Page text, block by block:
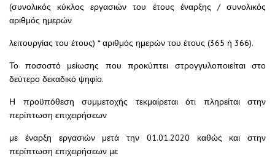
(συνολικός κύκλος εργασιών του έτους έναρξης / συνολικός
αριθμός ημερών
λειτουργίας του έτους) * αριθμός ημερών του έτους (365 ή 366).
Το ποσοστό μείωσης που προκύπτει στρογγυλοποιείται στο
δεύτερο δεκαδικό ψηφίο.
Η προϋπόθεση συμμετοχής τεκμαίρεται ότι πληρείται στην
περίπτωση επιχειρήσεων
με έναρξη εργασιών μετά την 01.01.2020 καθώς και στην
περίπτωση επιχειρήσεων με